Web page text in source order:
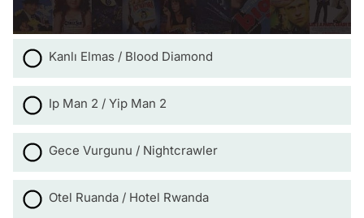
Kanlı Elmas / Blood Diamond
Ip Man 2 / Yip Man 2
Gece Vurgunu / Nightcrawler
Otel Ruanda / Hotel Rwanda